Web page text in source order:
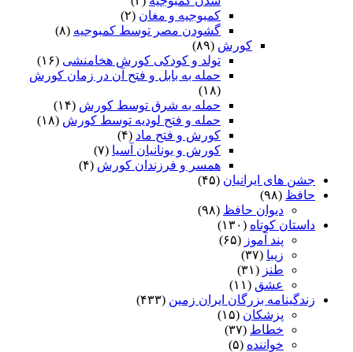
کمبوجیه و مغان (۲)
گشودن مصر توسط کمبوجیه (۸)
کورش (۸۹)
تولد و کودکی کورش هخامنشی (۱۶)
حمله به بابل و فتح آن در زمان کورش
(۱۸)
حمله به شرق توسط کورش (۱۴)
حمله و فتح لودیه توسط کورش (۱۸)
کورش و فتح ماد (۴)
کورش و یونانیان آسیا (۷)
همسر و فرزندان کورش (۴)
جشن های ایرانیان (۴۵)
حافظ (۹۸)
دیوان حافظ (۹۸)
داستان کوتاه (۱۳۰)
پند آموز (۶۵)
زیبا (۳۷)
طنز (۳۱)
عشق (۱۱)
زندگینامه بزرگان ایران زمین (۴۳۳)
پزشکان (۱۵)
خطاط (۳۷)
خواننده (۵)